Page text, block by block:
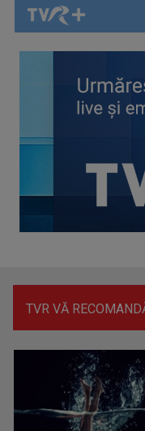
Piesa „Inimă, nu fi de
TVR VĂ